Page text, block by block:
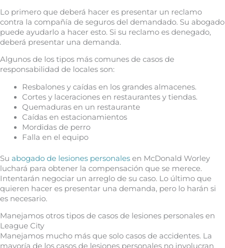
Lo primero que deberá hacer es presentar un reclamo
contra la compañía de seguros del demandado. Su abogado
puede ayudarlo a hacer esto. Si su reclamo es denegado,
deberá presentar una demanda.
Algunos de los tipos más comunes de casos de
responsabilidad de locales son:
Resbalones y caídas en los grandes almacenes.
Cortes y laceraciones en restaurantes y tiendas.
Quemaduras en un restaurante
Caídas en estacionamientos
Mordidas de perro
Falla en el equipo
Su abogado de lesiones personales en McDonald Worley
luchará para obtener la compensación que se merece.
Intentarán negociar un arreglo de su caso. Lo último que
quieren hacer es presentar una demanda, pero lo harán si
es necesario.
Manejamos otros tipos de casos de lesiones personales en
League City
Manejamos mucho más que solo casos de accidentes. La
mayoría de los casos de lesiones personales no involucran